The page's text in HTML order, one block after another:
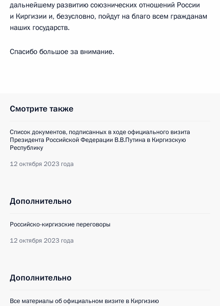
дальнейшему развитию союзнических отношений России
и Киргизии и, безусловно, пойдут на благо всем гражданам
наших государств.
Спасибо большое за внимание.
Смотрите также
Список документов, подписанных в ходе официального визита
Президента Российской Федерации В.В.Путина в Киргизскую
Республику
12 октября 2023 года
Дополнительно
Российско-киргизские переговоры
12 октября 2023 года
Дополнительно
Все материалы об официальном визите в Киргизию